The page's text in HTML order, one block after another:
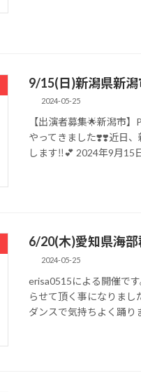
9/15(日)新潟県新潟
2024-05-25
【出演者募集🌟新潟市
やってきました❣️❣️近日
します‼︎💕 2024年9月15
6/20(木)愛知県海部
2024-05-25
erisa0515による開催で
らせて頂く事になりまし
ダンスで気持ちよく踊り